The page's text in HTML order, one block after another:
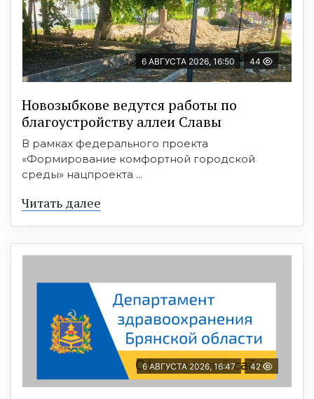
6 АВГУСТА 2026, 16:50 44
Новозыбкове ведутся работы по
благоустройству аллеи Славы
В рамках федерального проекта
«Формирование комфортной городской
среды» нацпроекта ...
Читать далее
6 АВГУСТА 2026, 16:47 42